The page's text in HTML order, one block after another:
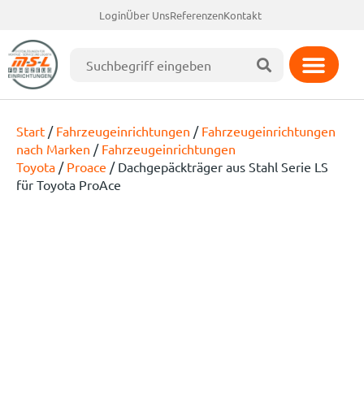
LoginÜber UnsReferenzenKontakt
Start / Fahrzeugeinrichtungen / Fahrzeugeinrichtungen
nach Marken / Fahrzeugeinrichtungen
Toyota / Proace / Dachgepäckträger aus Stahl Serie LS
für Toyota ProAce